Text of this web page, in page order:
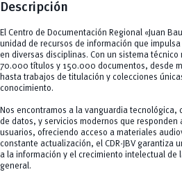
Biblioteca
add
Equipo
Recursos Digitales
add
Recursos Biblioteca
Bases digitales
Trámites y formatos
add
Trabajos de titulación
Horas administrativas
Otros trámites
Servicios
add
Capacitaciones
Referencia bibliotecaria
Cubículos de estudio
Salas de lectura
Estantería abierta
Impresoras 3D
Área infantil
Préstamo de equipos especiales
Biblioteca Inclusiva
remove
Descripción
El Centro de Documentación Regional «Juan
unidad de recursos de información que
en diversas disciplinas. Con un sistema
70.000 títulos y 150.000 documentos, desde
hasta trabajos de titulación y colecciones
conocimiento.
Nos encontramos a la vanguardia tecnológica,
de datos, y servicios modernos que responden
usuarios, ofreciendo acceso a materiales
constante actualización, el CDR-JBV garantiza
a la información y el crecimiento intelectual de
general.